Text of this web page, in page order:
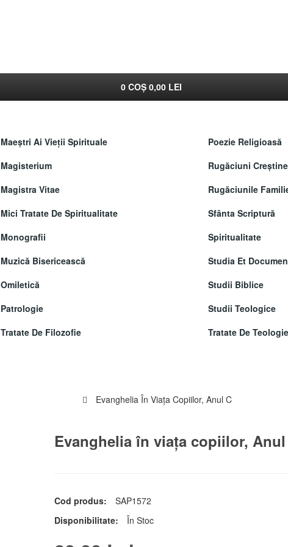
0 COȘ 0,00 LEI
Maeştri Ai Vieţii Spirituale
Poezie Religioasă
Magisterium
Rugăciuni Creştine
Magistra Vitae
Rugăciunile
Mici Tratate De Spiritualitate
Sfânta Scriptură
Monografii
Spiritualitate
Muzică Bisericească
Studia Et
Omiletică
Studii Biblice
Patrologie
Studii Teologice
Tratate De Filozofie
Tratate De Teologie
Evanghelia În Viaţa Copiilor, Anul C
Evanghelia în viaţa copiilor,
Cod produs:
SAP1572
Disponibilitate:
În Stoc